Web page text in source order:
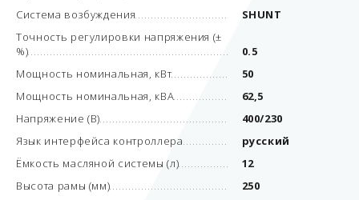
Система возбуждения
SHUNT
Точность регулировки напряжения (±
%)
0.5
Мощность номинальная, кВт
50
Мощность номинальная, кВА
62,5
Напряжение (В)
400/230
Язык интерфейса контроллера
русский
Ёмкость масляной системы (л)
12
Высота рамы (мм)
250